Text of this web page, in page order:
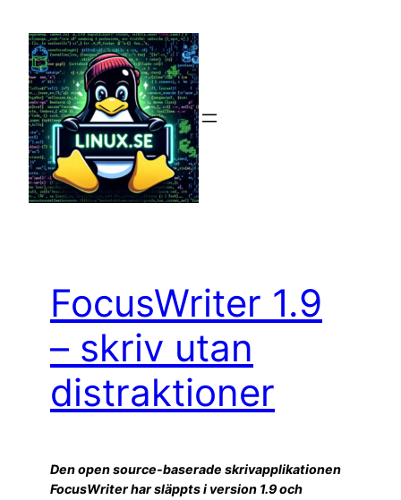
innehåll
FocusWriter 1.9
– skriv utan
distraktioner
Den open source-baserade skrivapplikationen
FocusWriter har släppts i version 1.9 och